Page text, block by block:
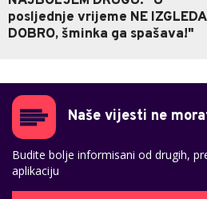
posljednje vrijeme NE IZGLEDA
DOBRO, šminka ga spašava!"
Naše vijesti ne
Budite bolje informisani od drugih,
aplikaciju